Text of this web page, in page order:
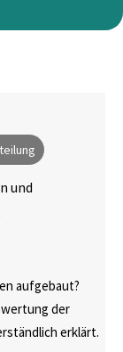
und
aufgebaut?
der
erklärt.